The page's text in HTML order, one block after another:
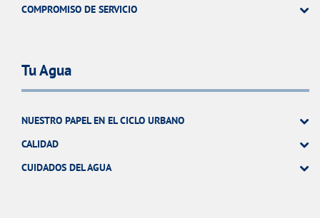
COMPROMISO DE SERVICIO
Tu Agua
NUESTRO PAPEL EN EL CICLO URBANO
CALIDAD
CUIDADOS DEL AGUA